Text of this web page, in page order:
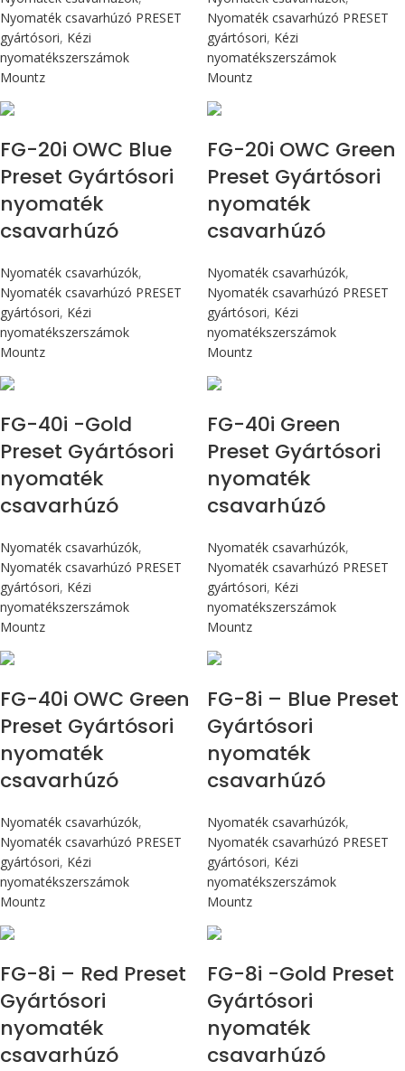
Nyomaték csavarhúzó PRESET
gyártósori, Kézi
nyomatékszerszámok
Mountz
Nyomaték csavarhúzó PRESET
gyártósori, Kézi
nyomatékszerszámok
Mountz
FG-20i OWC Blue
Preset Gyártósori
nyomaték
csavarhúzó
Nyomaték csavarhúzók,
Nyomaték csavarhúzó PRESET
gyártósori, Kézi
nyomatékszerszámok
Mountz
FG-20i OWC Green
Preset Gyártósori
nyomaték
csavarhúzó
Nyomaték csavarhúzók,
Nyomaték csavarhúzó PRESET
gyártósori, Kézi
nyomatékszerszámok
Mountz
FG-40i -Gold
Preset Gyártósori
nyomaték
csavarhúzó
Nyomaték csavarhúzók,
Nyomaték csavarhúzó PRESET
gyártósori, Kézi
nyomatékszerszámok
Mountz
FG-40i Green
Preset Gyártósori
nyomaték
csavarhúzó
Nyomaték csavarhúzók,
Nyomaték csavarhúzó PRESET
gyártósori, Kézi
nyomatékszerszámok
Mountz
FG-40i OWC Green
Preset Gyártósori
nyomaték
csavarhúzó
Nyomaték csavarhúzók,
Nyomaték csavarhúzó PRESET
gyártósori, Kézi
nyomatékszerszámok
Mountz
FG-8i – Blue Preset
Gyártósori
nyomaték
csavarhúzó
Nyomaték csavarhúzók,
Nyomaték csavarhúzó PRESET
gyártósori, Kézi
nyomatékszerszámok
Mountz
FG-8i – Red Preset
Gyártósori
nyomaték
csavarhúzó
FG-8i -Gold Preset
Gyártósori
nyomaték
csavarhúzó